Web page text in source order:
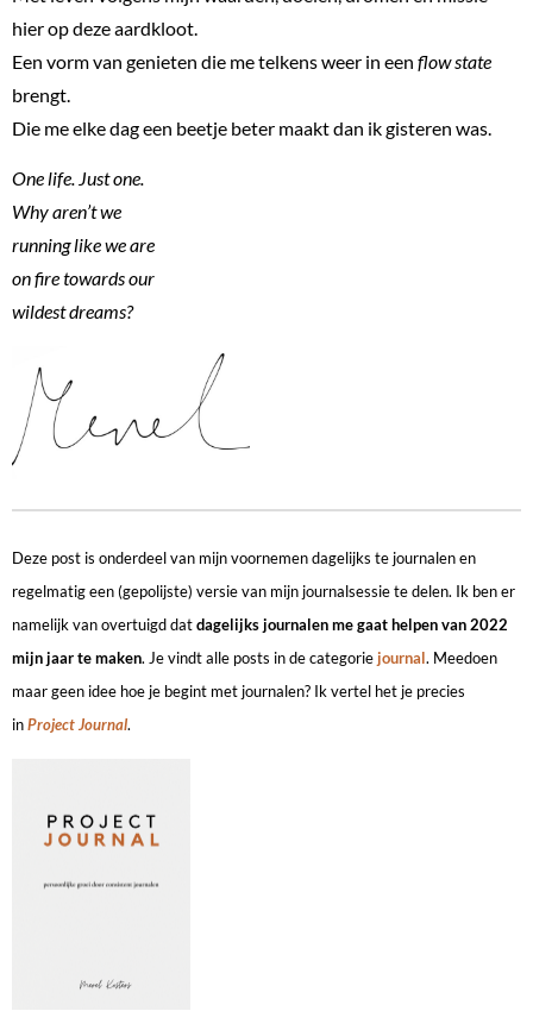
hier op deze aardkloot.
Een vorm van genieten die me telkens weer in een flow state
brengt.
Die me elke dag een beetje beter maakt dan ik gisteren was.
One life. Just one.
Why aren’t we
running like we are
on fire towards our
wildest dreams?
Deze post is onderdeel van mijn voornemen dagelijks te journalen en
regelmatig een (gepolijste) versie van mijn journalsessie te delen. Ik ben er
namelijk van overtuigd datdagelijks journalen me gaat helpen van 2022
mijn jaar te maken. Je vindt alle posts in de categoriejournal. Meedoen
maar geen idee hoe je begint met journalen? Ik vertel het je precies
inProject Journal.